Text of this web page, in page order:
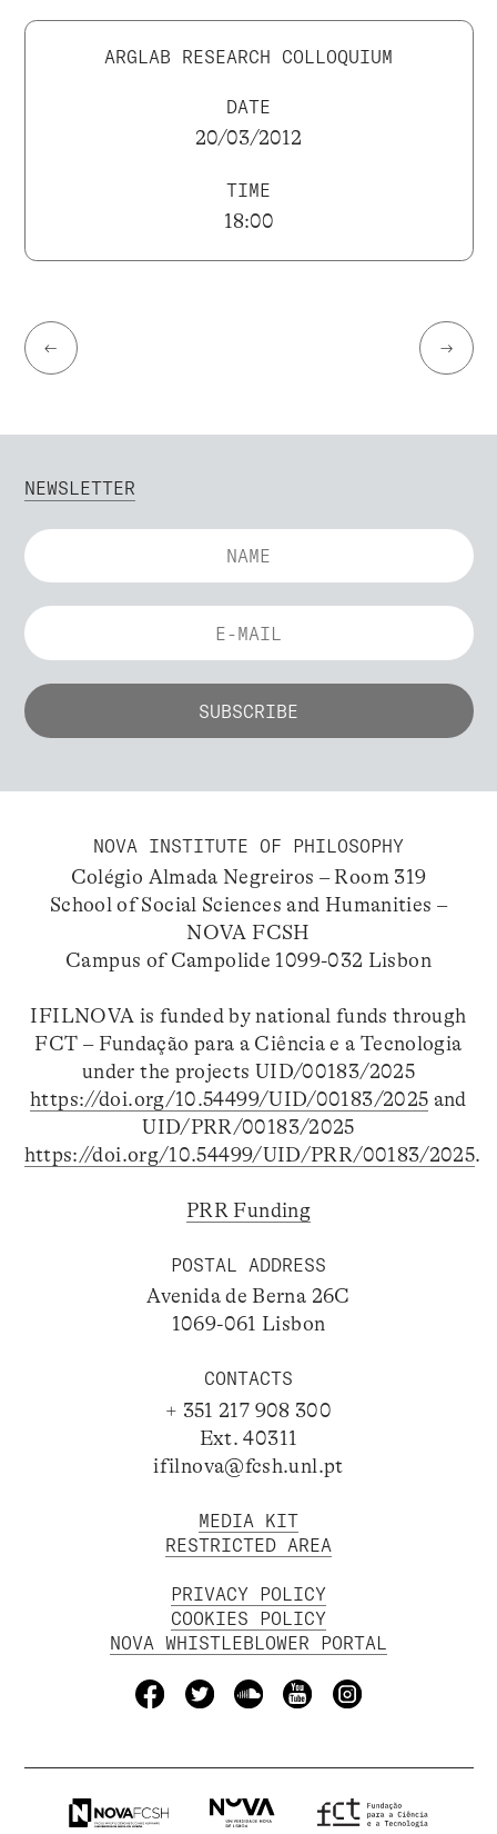
ARGLAB RESEARCH COLLOQUIUM
DATE
20/03/2012
TIME
18:00
← →
NEWSLETTER
NOVA INSTITUTE OF PHILOSOPHY
Colégio Almada Negreiros – Room 319
School of Social Sciences and Humanities –
NOVA FCSH
Campus of Campolide 1099-032 Lisbon
IFILNOVA is funded by national funds through
FCT – Fundação para a Ciência e a Tecnologia
under the projects UID/00183/2025
https://doi.org/10.54499/UID/00183/2025 and
UID/PRR/00183/2025
https://doi.org/10.54499/UID/PRR/00183/2025.
PRR Funding
POSTAL ADDRESS
Avenida de Berna 26C
1069-061 Lisbon
CONTACTS
+ 351 217 908 300
Ext. 40311
ifilnova@fcsh.unl.pt
MEDIA KIT
RESTRICTED AREA
PRIVACY POLICY
COOKIES POLICY
NOVA WHISTLEBLOWER PORTAL